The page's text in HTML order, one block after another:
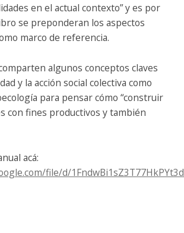
en el actual contexto” y es por
se preponderan los aspectos
marco de referencia.
algunos conceptos claves
y la acción social colectiva como
para pensar cómo “construir
con fines productivos y también
acá:
file/d/